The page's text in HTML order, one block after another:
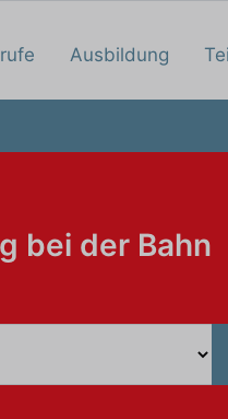
Ausbildung
bei der Bahn